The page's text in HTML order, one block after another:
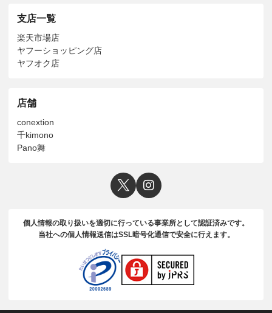
支店一覧
楽天市場店
ヤフーショッピング店
ヤフオク店
店舗
conextion
千kimono
Pano舞
個人情報の取り扱いを適切に行っている事業所として認証済みです。
当社への個人情報送信はSSL暗号化通信で安全に行えます。